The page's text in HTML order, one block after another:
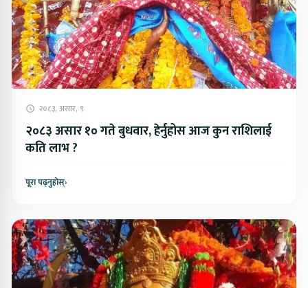
२०८३, असार, ९
२०८३ असार १० गते बुधवार, हेर्नुहोस आज कुन राशिलाई
कति लाभ ?
पूरा पढ्नुहोस्›